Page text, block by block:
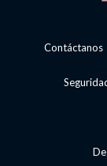
Contáctanos